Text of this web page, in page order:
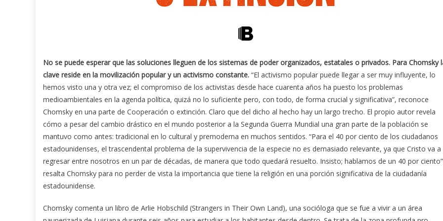
No se puede esperar que las soluciones lleguen de los sistemas de poder organizados, estatales o privados. Para Chomsky
clave reside en la movilización popular y un activismo constante. “El activismo popular puede llegar a ser muy influyente, lo
hemos visto una y otra vez; el compromiso de los activistas desde hace cuarenta años ha puesto los problemas
medioambientales en la agenda política, quizá no lo suficiente pero, con todo, de forma crucial y significativa”, reconoce
Chomsky en una parte de Cooperación o extinción. Claro que del dicho al hecho hay un largo trecho. El propio autor revela
cómo a pesar del cambio drástico en el mundo posterior a la Segunda Guerra Mundial una gran parte de la población se
mantuvo como antes: tradicional en lo cultural y premoderna en muchos sentidos. “Para el 40 por ciento de los ciudadanos
estadounidenses, el trascendental problema de la supervivencia de la especie no es demasiado relevante, ya que Cristo va a
regresar entre nosotros en un par de décadas, de manera que todo quedará resuelto. Insisto; hablamos de un 40 por
resalta Chomsky para no perder de vista la importancia que tiene la religión en una porción significativa de la ciudadanía
estadounidense.
Chomsky comenta un libro de Arlie Hobschild (Strangers in Their Own Land), una socióloga que se fue a vivir a un área